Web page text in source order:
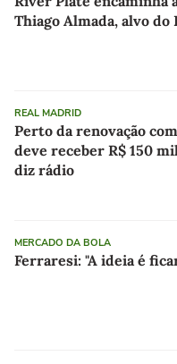
Thiago Almada, alvo do
REAL MADRID
Perto da renovação
deve receber R$ 150
diz rádio
MERCADO DA BOLA
Ferraresi: "A ideia é